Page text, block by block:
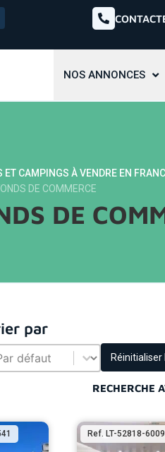
NOS ANNONCES
DE
CAMPINGS À VENDRE EN
DE COMMERCE
par
par
par
Réinitialiser
RECHERCHE
Ref. LT-52818-6009